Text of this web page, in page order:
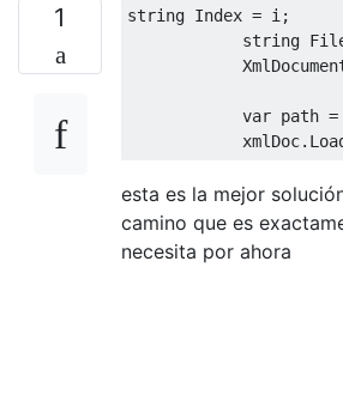
1 string Index = i ;
string
var path =
            xmlDoc
.
esta es la mejor
camino que es
necesita por ahora